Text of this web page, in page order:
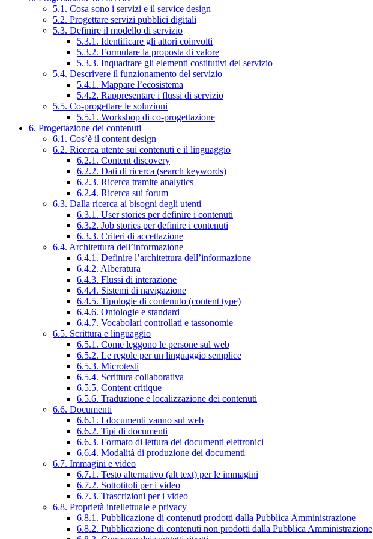
5.1. Cosa sono i servizi e il service design
5.2. Progettare servizi pubblici digitali
5.3. Definire il modello di servizio
5.3.1. Identificare gli attori coinvolti
5.3.2. Formulare la proposta di valore
5.3.3. Inquadrare gli elementi costitutivi del servizio
5.4. Descrivere il funzionamento del servizio
5.4.1. Mappare l’ecosistema
5.4.2. Rappresentare i flussi di servizio
5.5. Co-progettare le soluzioni
5.5.1. Workshop di co-progettazione
6. Progettazione dei contenuti
6.1. Cos’è il content design
6.2. Ricerca utente sui contenuti e il linguaggio
6.2.1. Content discovery
6.2.2. Dati di ricerca (search keywords)
6.2.3. Ricerca tramite analytics
6.2.4. Ricerca sui forum
6.3. Dalla ricerca ai bisogni degli utenti
6.3.1. User stories per definire i contenuti
6.3.2. Job stories per definire i contenuti
6.3.3. Criteri di accettazione
6.4. Architettura dell’informazione
6.4.1. Definire l’architettura dell’informazione
6.4.2. Alberatura
6.4.3. Flussi di interazione
6.4.4. Sistemi di navigazione
6.4.5. Tipologie di contenuto (content type)
6.4.6. Ontologie e standard
6.4.7. Vocabolari controllati e tassonomie
6.5. Scrittura e linguaggio
6.5.1. Come leggono le persone sul web
6.5.2. Le regole per un linguaggio semplice
6.5.3. Microtesti
6.5.4. Scrittura collaborativa
6.5.5. Content critique
6.5.6. Traduzione e localizzazione dei contenuti
6.6. Documenti
6.6.1. I documenti vanno sul web
6.6.2. Tipi di documenti
6.6.3. Formato di lettura dei documenti elettronici
6.6.4. Modalità di produzione dei documenti
6.7. Immagini e video
6.7.1. Testo alternativo (alt text) per le immagini
6.7.2. Sottotitoli per i video
6.7.3. Trascrizioni per i video
6.8. Proprietà intellettuale e privacy
6.8.1. Pubblicazione di contenuti prodotti dalla Pubblica Amministrazione
6.8.2. Pubblicazione di contenuti non prodotti dalla Pubblica Amministrazione